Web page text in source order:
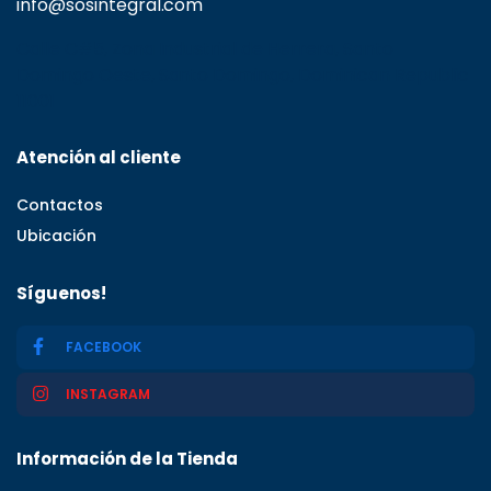
Atención al cliente
Contactos
Ubicación
Síguenos!
FACEBOOK
INSTAGRAM
Información de la Tienda